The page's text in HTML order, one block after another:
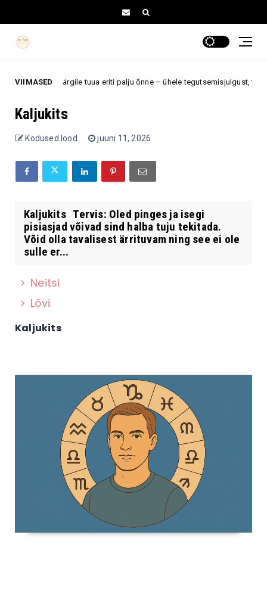
VIIMASED
kahele tähemärgile tuua eriti palju õnne – ühele tegutsemisjulgust,
Kaljukits
Kodused lood juuni 11, 2026
Kaljukits Tervis: Oled pinges ja isegi
pisiasjad võivad sind halba tuju tekitada.
Võid olla tavalisest ärrituvam ning see ei ole
sulle er...
Neitsi
Lõvi
Kaljukits